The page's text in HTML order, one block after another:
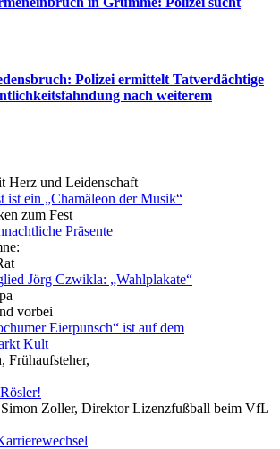
Polizei ermittelt Tatverdächtige
nach weiterem
Herz und Leidenschaft
ist ein „Chamäleon der Musik“
zum Fest
Präsente
Jörg Czwikla: „Wahlplakate“
vorbei
Eierpunsch“ ist auf dem
Kult
Frühaufsteher,
Zoller, Direktor Lizenzfußball beim VfL